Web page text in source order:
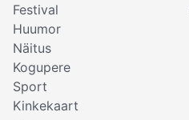
Festival
Huumor
Näitus
Kogupere
Sport
Kinkekaart